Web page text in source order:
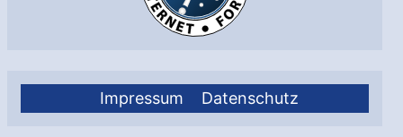
Impressum Datenschutz